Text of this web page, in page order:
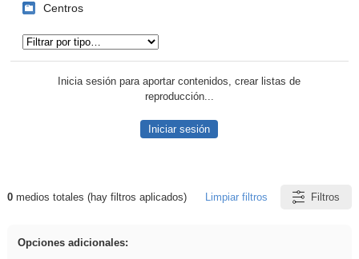
Centros
Inicia sesión para aportar contenidos, crear listas de
reproducción...
Iniciar sesión
Resultados de: Eventos
0medios totales (hay filtros aplicados) Limpiar filtros Filtros
Opciones adicionales: